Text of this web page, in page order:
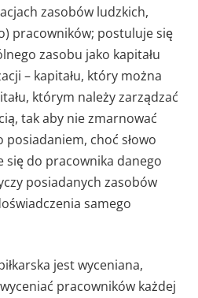
zasobów ludzkich,
pracowników; postuluje się
zasobu jako kapitału
– kapitału, który można
którym należy zarządzać
tak aby nie zmarnować
posiadaniem, choć słowo
się do pracownika danego
posiadanych zasobów
samego
jest wyceniana,
pracowników każdej